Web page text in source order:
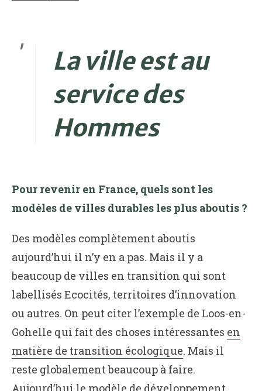
La ville est au
service des
Hommes
Pour revenir en France, quels sont les
modèles de villes durables les plus aboutis ?
Des modèles complètement aboutis
aujourd’hui il n’y en a pas. Mais il y a
beaucoup de villes en transition qui sont
labellisés Ecocités, territoires d’innovation
ou autres. On peut citer l’exemple de Loos-en-
Gohelle qui fait des choses intéressantes en
matière de transition écologique. Mais il
reste globalement beaucoup à faire.
Aujourd’hui le modèle de développement